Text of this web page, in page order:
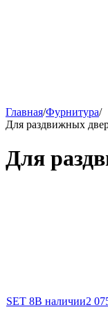
Главная/Фурнитура/
Для раздвижных
Для
SET 8В наличии2